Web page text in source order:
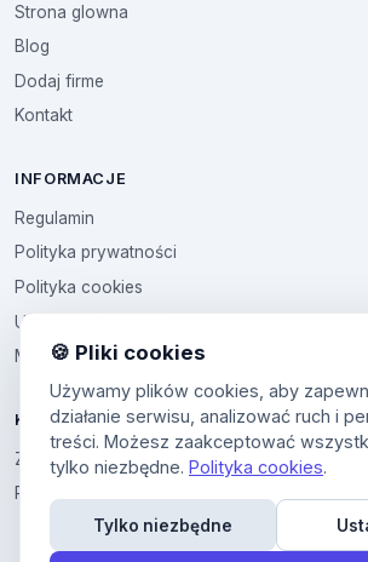
Strona glowna
Blog
Dodaj firme
Kontakt
INFORMACJE
Regulamin
Polityka prywatności
Polityka cookies
Ustawienia cookies
Multikod
KONTO
Zaloguj sie
Panel uzytkownika
🍪 Pliki cookies
Używamy plików cookies, aby
działanie serwisu, analizować ruch i
treści. Możesz zaakceptować
tylko niezbędne. Polityka cookies.
Tylko niezbędne